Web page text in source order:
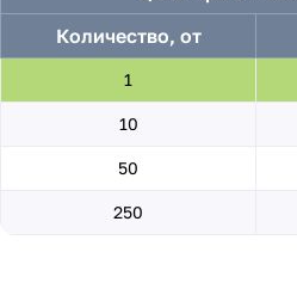
Количество, от
1
10
50
250